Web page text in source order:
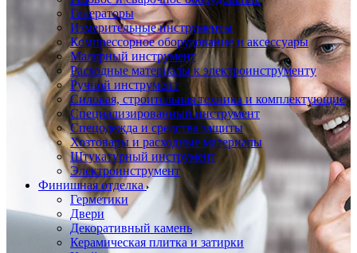
Генераторы
Измерительные инструменты
Компрессорное оборудование и аксессуары
Малярный инструмент
Расходные материалы к электроинструменту
Ручной инструмент
Силовая, строительная техника и комплектующие
Специализированный инструмент
Спецодежда и средства защиты
Хозтовары и расходные материалы
Штукатурный инструмент
Электроинструмент
Финишная отделка
Герметики
Двери
Декоративный камень
Керамическая плитка и затирки